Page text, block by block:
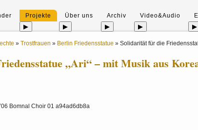
Projekte
▶
Über uns
▶
Archiv
▶
Video&Audio
▶ ▶
» Trostfrauen » Berlin Friedensstatue » Solidarität für die
„Ari“ – mit Musik aus